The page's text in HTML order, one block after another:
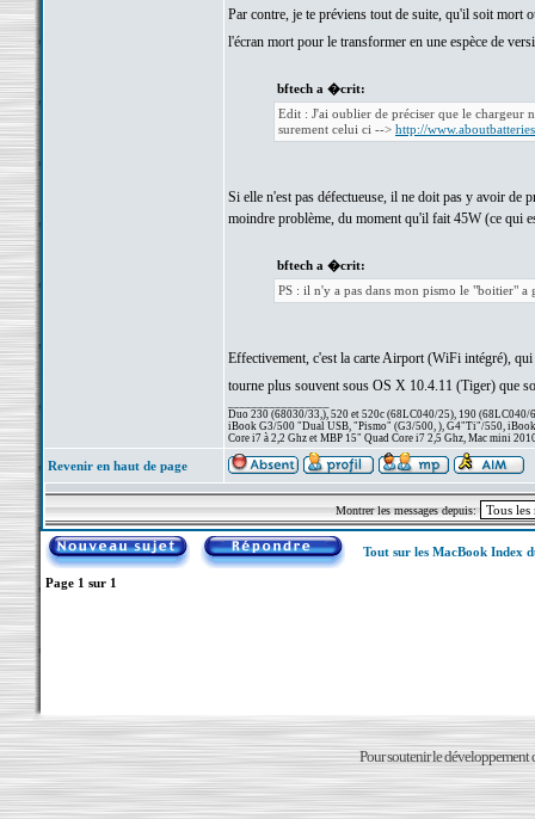
Par contre, je te préviens tout de suite, qu'il soit mort
l'écran mort pour le transformer en une espèce de
bftech a �crit:
Edit : J'ai oublier de préciser que le chargeur
surement celui ci --> http://
Si elle n'est pas défectueuse, il ne doit pas y avoir de
moindre problème, du moment qu'il fait 45W (ce qui
bftech a �crit:
PS : il n'y a pas dans mon pismo le "boitier" a
Effectivement, c'est la carte Airport (WiFi intégré),
tourne plus souvent sous OS X 10.4.11 (Tiger) que
Duo 230 (68030/33,), 520 et 520c (68LC040/25), 190 (68LC040/
iBook G3/500 "Dual USB, "Pismo" (G3/500, ), G4"Ti"/550,
Core i7 à 2,2 Ghz et MBP 15" Quad Core i7 2,5 Ghz, Mac mini
Revenir en haut de page
Montrer les messages depuis:
Tout sur les MacBook Index
Page 1 sur 1
Pour soutenir le développement